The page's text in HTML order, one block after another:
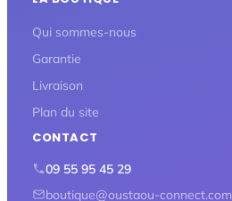
Qui sommes-nous
Garantie
Livraison
Plan du site
CONTACT
09 55 95 45 29
boutique@oustaou-connect.com